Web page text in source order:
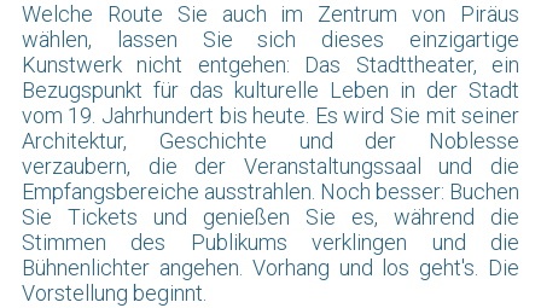
Welche Route Sie auch im Zentrum von Piräus
wählen, lassen Sie sich dieses einzigartige
Kunstwerk nicht entgehen: Das Stadttheater, ein
Bezugspunkt für das kulturelle Leben in der Stadt
vom 19. Jahrhundert bis heute. Es wird Sie mit seiner
Architektur, Geschichte und der Noblesse
verzaubern, die der Veranstaltungssaal und die
Empfangsbereiche ausstrahlen. Noch besser: Buchen
Sie Tickets und genießen Sie es, während die
Stimmen des Publikums verklingen und die
Bühnenlichter angehen. Vorhang und los geht's. Die
Vorstellung beginnt.